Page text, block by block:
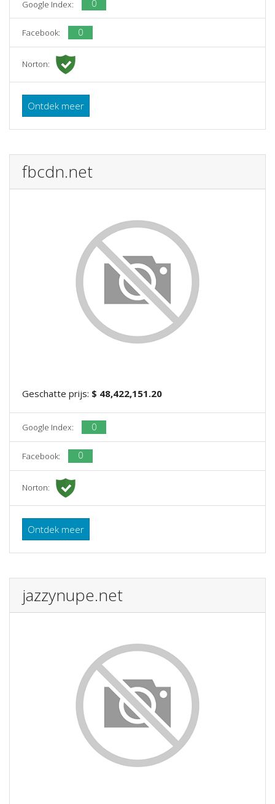
Google Index: 0
Facebook: 0
Norton:
Ontdek meer
fbcdn.net
Geschatte prijs: $ 48,422,151.20
Google Index: 0
Facebook: 0
Norton:
Ontdek meer
jazzynupe.net